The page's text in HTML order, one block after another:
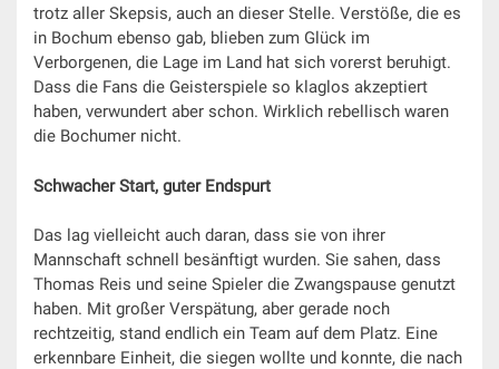
trotz aller Skepsis, auch an dieser Stelle. Verstöße, die es
in Bochum ebenso gab, blieben zum Glück im
Verborgenen, die Lage im Land hat sich vorerst beruhigt.
Dass die Fans die Geisterspiele so klaglos akzeptiert
haben, verwundert aber schon. Wirklich rebellisch waren
die Bochumer nicht.
Schwacher Start, guter Endspurt
Das lag vielleicht auch daran, dass sie von ihrer
Mannschaft schnell besänftigt wurden. Sie sahen, dass
Thomas Reis und seine Spieler die Zwangspause genutzt
haben. Mit großer Verspätung, aber gerade noch
rechtzeitig, stand endlich ein Team auf dem Platz. Eine
erkennbare Einheit, die siegen wollte und konnte, die nach